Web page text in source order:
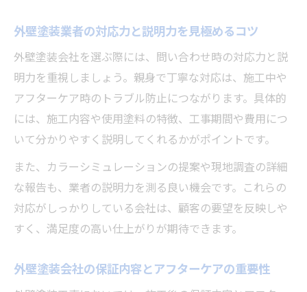
質
は
外壁塗装会社の見積もり比較で注意すべき
点
現地調査時に確認したい外壁塗装のチェッ
外壁塗装依頼前に知っておきたい補助金情
丁寧な対応が魅力の塗装会社に出会うコツ
職人の人柄が信頼に直結する外壁塗装選び
外壁塗装業者の対応力と説明力を見極めるコツ
外壁塗装会社を選ぶ際には、問い合わせ時の対応力と説
明力を重視しましょう。親身で丁寧な対応は、施工中や
アフターケア時のトラブル防止につながります。具体的
には、施工内容や使用塗料の特徴、工事期間や費用につ
いて分かりやすく説明してくれるかがポイントです。
また、カラーシミュレーションの提案や現地調査の詳細
な報告も、業者の説明力を測る良い機会です。これらの
対応がしっかりしている会社は、顧客の要望を反映しや
すく、満足度の高い仕上がりが期待できます。
外壁塗装会社の保証内容とアフターケアの重要性